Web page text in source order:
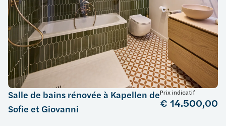
Salle de bains rénovée à Kapellen de
Sofie et Giovanni
Prix indicatif
€ 14.500,00